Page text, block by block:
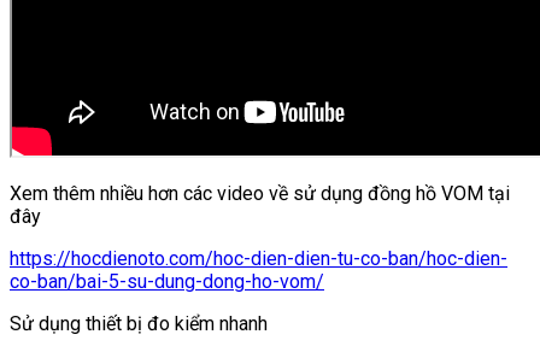
Xem thêm nhiều hơn các video về sử dụng đồng hồ VOM tại
đây
https://hocdienoto.com/hoc-dien-dien-tu-co-ban/hoc-dien-
co-ban/bai-5-su-dung-dong-ho-vom/
Sử dụng thiết bị đo kiểm nhanh